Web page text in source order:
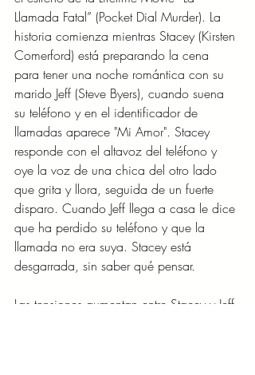
Llamada Fatal” (Pocket Dial Murder). La
historia comienza mientras Stacey (Kirsten
Comerford) está preparando la cena
para tener una noche romántica con su
marido Jeff (Steve Byers), cuando suena
su teléfono y en el identificador de
llamadas aparece "Mi Amor". Stacey
responde con el altavoz del teléfono y
oye la voz de una chica del otro lado
que grita y llora, seguida de un fuerte
disparo. Cuando Jeff llega a casa le dice
que ha perdido su teléfono y que la
llamada no era suya. Stacey está
desgarrada, sin saber qué pensar.
Las tensiones aumentan entre Stacey y Jeff